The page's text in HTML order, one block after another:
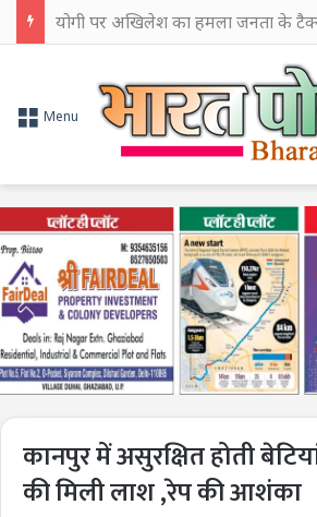
Menu
कानपुर में असुरक्षित होती
की मिली लाश ,रेप की आशंका